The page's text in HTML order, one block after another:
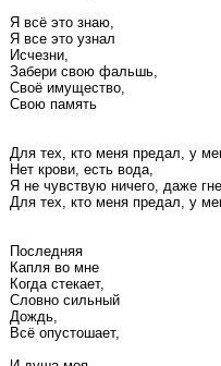
Я всё это знаю,
Я все это узнал
Исчезни,
Забери свою фальшь,
Своё имущество,
Свою память
Для тех, кто меня предал, у
Нет крови, есть вода,
Я не чувствую ничего, даже
Для тех, кто меня предал, у
Последняя
Капля во мне
Когда стекает,
Словно сильный
Дождь,
Всё опустошает,